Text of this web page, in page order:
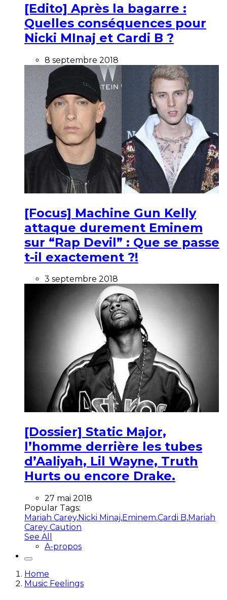
[Edito] Après la bagarre :
Quelles conséquences pour
Nicki MInaj et Cardi B ?
8 septembre 2018
[Focus] Machine Gun Kelly
attaque durement Eminem
sur “Rap Devil” : Que se passe
t-il exactement ?!
3 septembre 2018
[Dossier] Static Major,
l’homme derrière les tubes
d’Aaliyah, Lil Wayne, Truth
Hurts ou encore Drake.
27 mai 2018
Popular Tags:
Mariah Carey,Nicki Minaj,Eminem,Cardi B,Mariah
Carey Caution
See All
A-propos
Home
Music Feelings